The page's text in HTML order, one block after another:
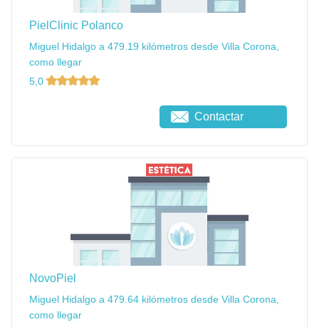
PielClinic Polanco
Miguel Hidalgo a 479.19 kilómetros desde Villa Corona,
como llegar
5,0
Contactar
NovoPiel
Miguel Hidalgo a 479.64 kilómetros desde Villa Corona,
como llegar